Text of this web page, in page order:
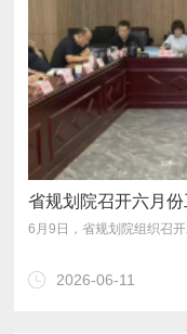
省规划院召开六月
6月9日，省规划院组织召
2026-06-11